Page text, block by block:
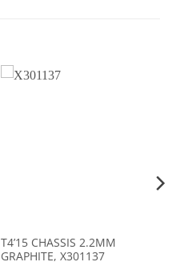
T4’15 CHASSIS 2.2MM
GRAPHITE, X301137